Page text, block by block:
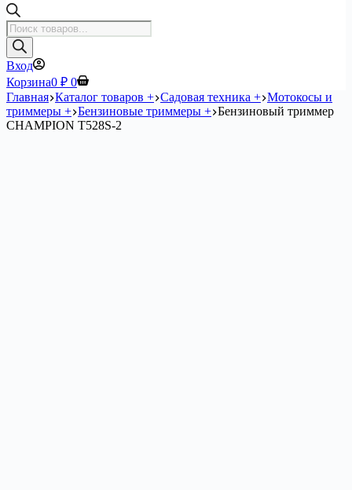
Поиск
товаров
Вход
Корзина0 ₽ 0
Главная Каталог товаров + Садовая техника + Мотокосы и
триммеры + Бензиновые триммеры + Бензиновый триммер
CHAMPION T528S-2